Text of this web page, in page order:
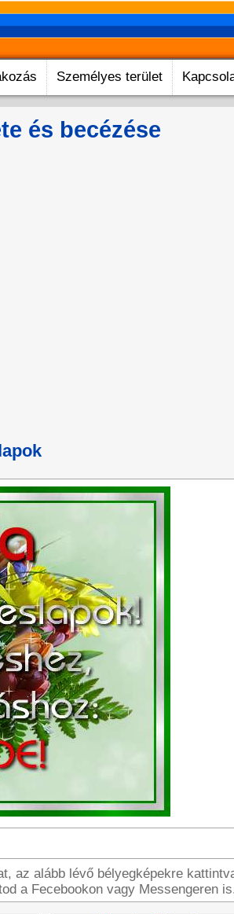
Személyes terület
és becézése
az alább lévő bélyegképekre
a Fecebookon vagy Messengeren